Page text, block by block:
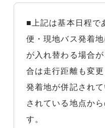
■上記は基本日程で
便・現地バス発着
が入れ替わる場合
合は走行距離も変
発着地が併記され
されている地点か
す。